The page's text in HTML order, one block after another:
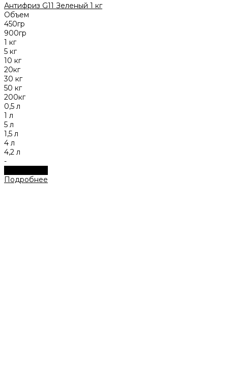
Антифриз G11 Зеленый 1 кг
Объем
450гр
900гр
1 кг
5 кг
10 кг
20кг
30 кг
50 кг
200кг
0,5 л
1 л
5 л
1,5 л
4 л
4,2 л
-
Подробнее